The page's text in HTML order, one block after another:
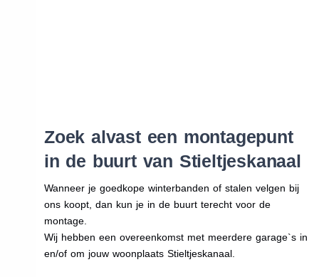
Zoek alvast een montagepunt
in de buurt van Stieltjeskanaal
Wanneer je goedkope winterbanden of stalen velgen bij
ons koopt, dan kun je in de buurt terecht voor de
montage.
Wij hebben een overeenkomst met meerdere garage`s in
en/of om jouw woonplaats Stieltjeskanaal.